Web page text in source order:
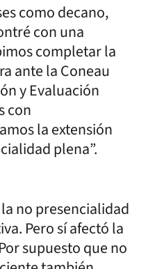
como decano,
con una
completar la
ante la Coneau
y Evaluación
con
la extensión
plena”.
no presencialidad
Pero sí afectó la
supuesto que no